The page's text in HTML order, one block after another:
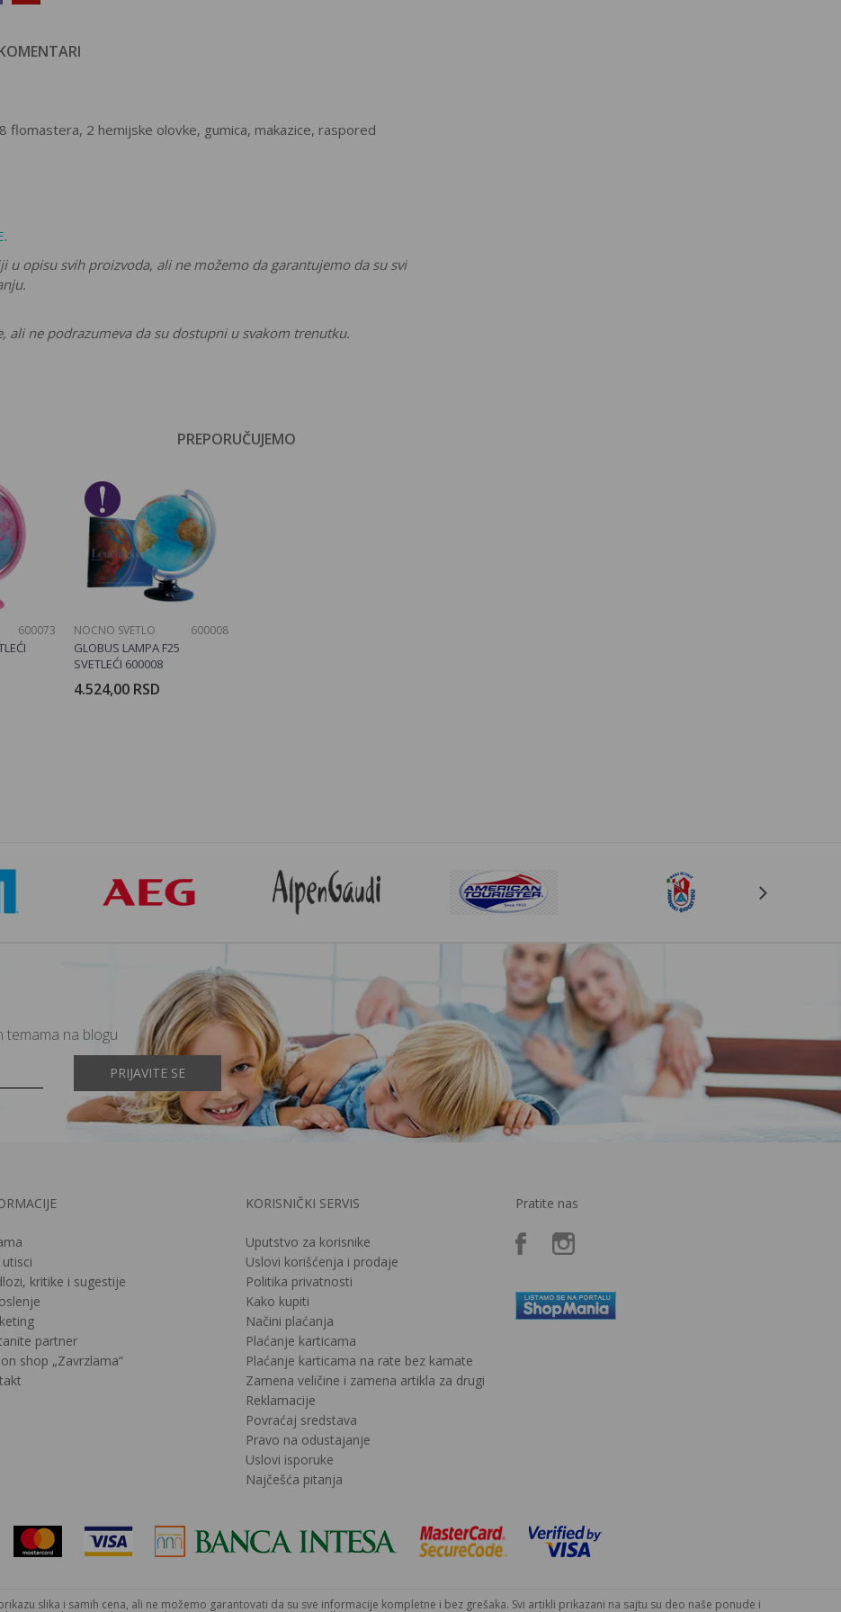
flomastera, 2 hemijske olovke, gumica, makazice, raspored
.
u opisu svih proizvoda, ali ne možemo da garantujemo da su svi
ali ne podrazumeva da su dostupni u svakom trenutku.
No name
PREPORUČUJEMO
600073 NOĆNO SVETLO 600008
GLOBUS LAMPA F25
SVETLEĆI 600008
4.524,00 RSD
temama na blogu
PRIJAVITE SE
utisci
kritike i sugestije
partner
shop „Zavrzlama“
KORISNIČKI SERVIS
Uputstvo za korisnike
Uslovi korišćenja i prodaje
Politika privatnosti
Kako kupiti
Načini plaćanja
Plaćanje karticama
Plaćanje karticama na rate bez kamate
Zamena veličine i zamena artikla za drugi
Reklamacije
Povraćaj sredstava
Pravo na odustajanje
Uslovi isporuke
Najčešća pitanja
Pratite nas
slika i samih cena, ali ne možemo garantovati da su sve informacije kompletne i bez grešaka. Svi artikli prikazani na sajtu su deo naše ponude i